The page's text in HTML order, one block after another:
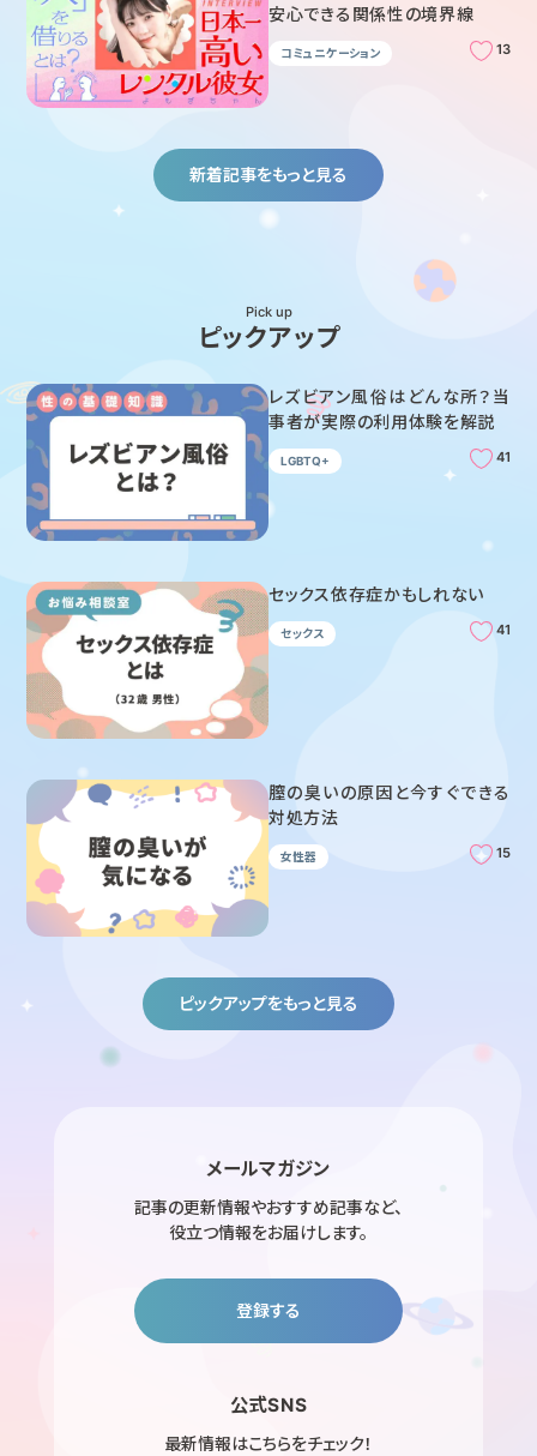
安心できる関係性の境界線
コミュニケーション 13
新着記事をもっと見る
Pick up
ピックアップ
レズビアン風俗はどんな所？当
事者が実際の利用体験を解説
LGBTQ+ 41
セックス依存症かもしれない
セックス 41
膣の臭いの原因と今すぐできる
対処方法
女性器 15
ピックアップをもっと見る
メールマガジン
記事の更新情報やおすすめ記事など、
役立つ情報をお届けします。
登録する
公式SNS
最新情報はこちらをチェック！